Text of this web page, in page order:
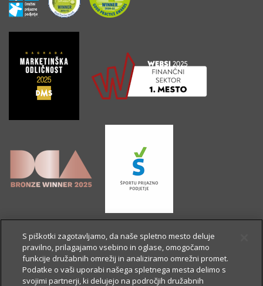
S piškotki zagotavljamo, da naše spletno mesto deluje
pravilno, prilagajamo vsebino in oglase, omogočamo
funkcije družabnih omrežij in analiziramo omrežni promet.
Podatke o vaši uporabi našega spletnega mesta delimo s
svojimi partnerji, ki delujejo na področjih družabnih